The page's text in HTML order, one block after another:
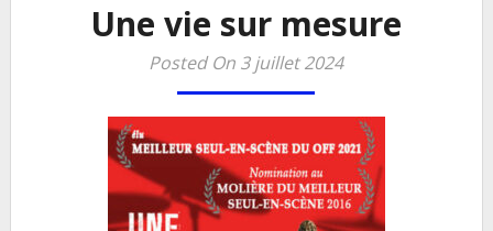
Une vie sur mesure
Posted On 3 juillet 2024